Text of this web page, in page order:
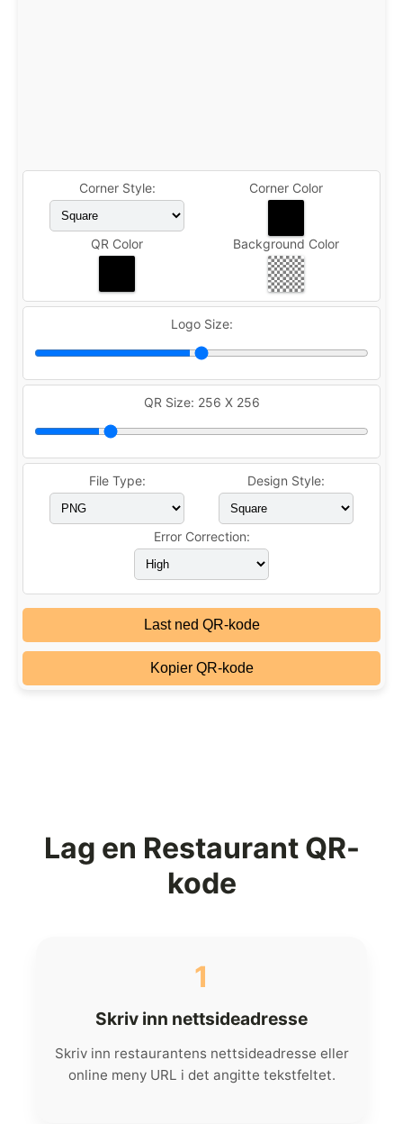
Corner Style: Corner Color
QR Color Background Color
Logo Size:
QR Size: 256 X 256
File Type: Design Style:
Error Correction:
Last ned QR-kode
Kopier QR-kode
Lag en Restaurant QR-
kode
1
Skriv inn nettsideadresse
Skriv inn restaurantens nettsideadresse eller
online meny URL i det angitte tekstfeltet.